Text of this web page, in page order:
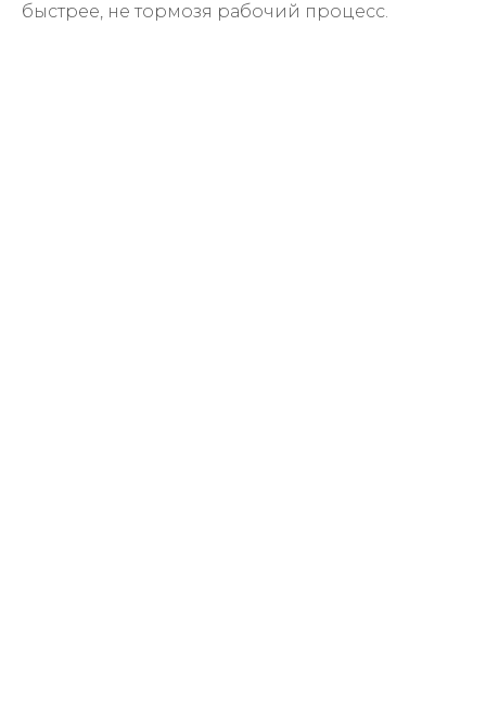
быстрее, не тормозя рабочий процесс.